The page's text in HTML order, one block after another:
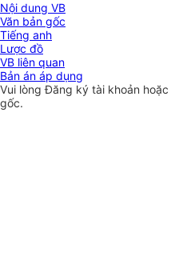
Nội dung VB
Văn bản gốc
Tiếng anh
Lược đồ
VB liên quan
Bản án áp dụng
Vui lòngĐăng ký tài khoản hoặc
gốc.